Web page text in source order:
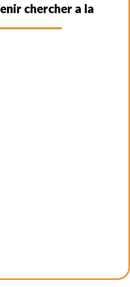
chercher a la